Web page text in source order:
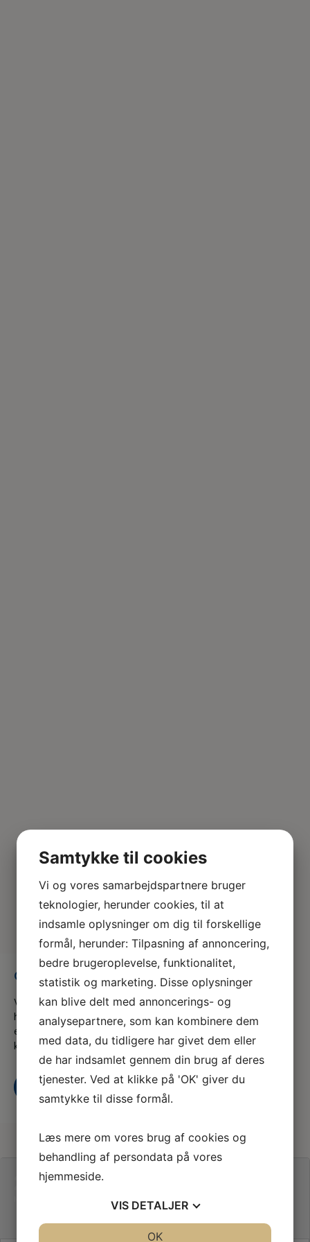
Opnå mere viden om dyrs følelser…
Vi er en del af serviceforbundet og er til for at
hjælpe dig når du er i tvivl, skal skal godt videre
eller søger nyt, både som din fagforening og A-
kasse
Kontakt os Bliv medlem i dag
23
OPNÅ MERE VIDEN OM
DYRS FØLELSER…
Samtykke til cookies
Vi og vores samarbejdspartnere bruger
teknologier, herunder cookies, til at
indsamle oplysninger om dig til forskellige
formål, herunder: Tilpasning af annoncering,
bedre brugeroplevelse, funktionalitet,
statistik og marketing. Disse oplysninger
kan blive delt med annoncerings- og
analysepartnere, som kan kombinere dem
med data, du tidligere har givet dem eller
de har indsamlet gennem din brug af deres
tjenester. Ved at klikke på 'OK' giver du
samtykke til disse formål.
Læs mere om vores brug af cookies og
behandling af persondata på vores
hjemmeside.
VIS DETALJER
OK